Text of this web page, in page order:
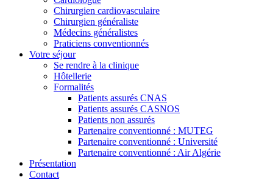
Chirurgien cardiovasculaire
Chirurgien généraliste
Médecins généralistes
Praticiens conventionnés
Votre séjour
Se rendre à la clinique
Hôtellerie
Formalités
Patients assurés CNAS
Patients assurés CASNOS
Patients non assurés
Partenaire conventionné : MUTEG
Partenaire conventionné : Université
Partenaire conventionné : Air Algérie
Présentation
Contact